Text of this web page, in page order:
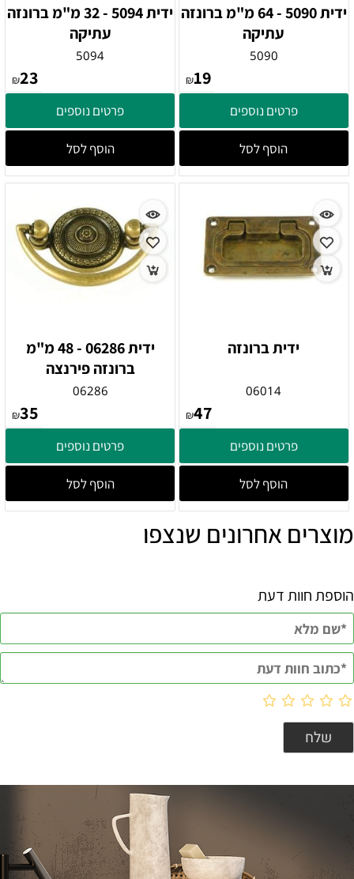
ידית 5090 - 64 מ"מ ברונזה
עתיקה
5090
₪19
פרטים נוספים
הוסף לסל
ידית 5094 - 32 מ"מ ברונזה
עתיקה
5094
₪23
פרטים נוספים
הוסף לסל
ידית ברונזה
06014
₪47
פרטים נוספים
הוסף לסל
ידית 06286 - 48 מ"מ
ברונזה פירנצה
06286
₪35
פרטים נוספים
הוסף לסל
מוצרים אחרונים שנצפו
הוספת חוות דעת